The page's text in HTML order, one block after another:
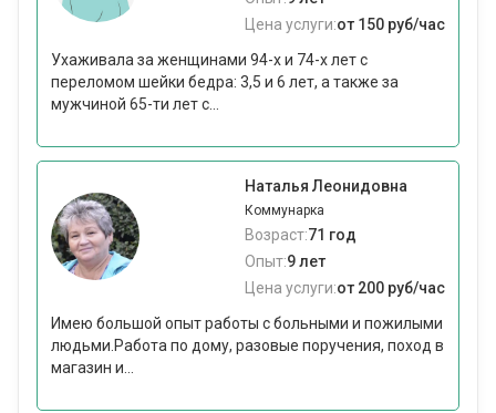
Цена услуги:от 150 руб/час
Ухаживала за женщинами 94-х и 74-х лет с
переломом шейки бедра: 3,5 и 6 лет, а также за
мужчиной 65-ти лет с...
Наталья Леонидовна
Коммунарка
Возраст:71 год
Опыт:9 лет
Цена услуги:от 200 руб/час
Имею большой опыт работы с больными и пожилыми
людьми.Работа по дому, разовые поручения, поход в
магазин и...